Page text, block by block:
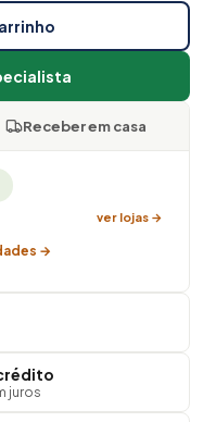
Receber em casa
ver lojas →
→
juros